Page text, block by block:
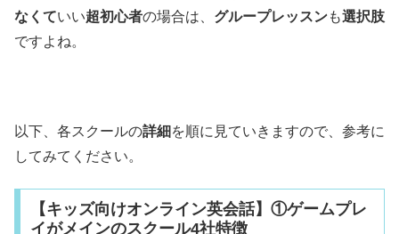
なくていい超初心者の場合は、 グループレッスンも選択肢
ですよね。
以下、各スクールの詳細 を順に見ていきますので、参考に
してみてください。
【キッズ向けオンライン英会話】①ゲームプレ
イがメインのスクール4社特徴